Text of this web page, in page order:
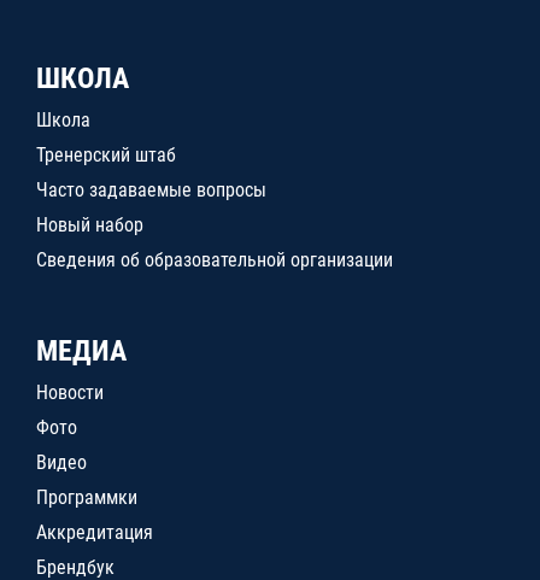
ШКОЛА
Школа
Тренерский штаб
Часто задаваемые вопросы
Новый набор
Сведения об образовательной организации
МЕДИА
Новости
Фото
Видео
Программки
Аккредитация
Брендбук